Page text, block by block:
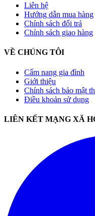
Liên hệ
Hướng dẫn mua hàng
Chính sách đổi trả
Chính sách giao hàng
VỀ CHÚNG TÔI
Cẩm nang gia đình
Giới thiệu
Chính sách bảo mật
Điều khoản sử dụng
LIÊN KẾT MẠNG XÃ